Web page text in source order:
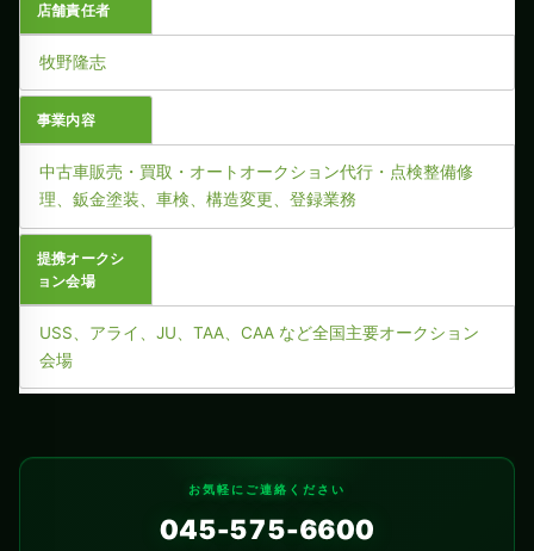
店舗責任者
牧野隆志
事業内容
中古車販売・買取・オートオークション代行・点検整備修
理、鈑金塗装、車検、構造変更、登録業務
提携オークシ
ョン会場
USS、アライ、JU、TAA、CAA など全国主要オークション
会場
お気軽にご連絡ください
045-575-6600